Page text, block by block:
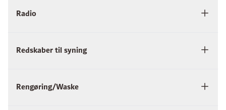
Radio
Redskaber til syning
Rengøring/Waske